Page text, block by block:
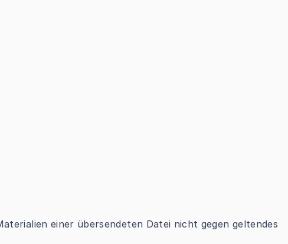
einer übersendeten Datei nicht gegen geltendes